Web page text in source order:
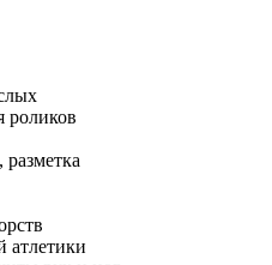
роликов
атлетики